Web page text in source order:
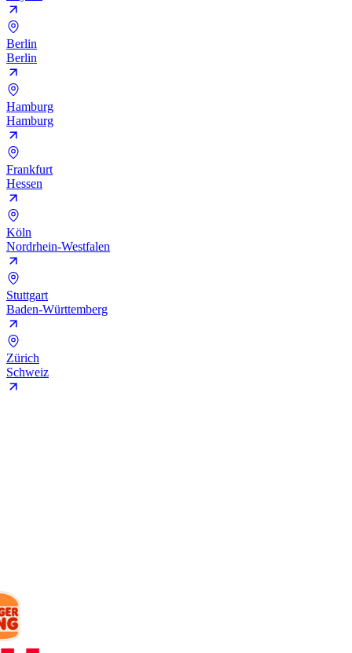
Berlin
Berlin
Hamburg
Hamburg
Frankfurt
Hessen
Köln
Nordrhein-Westfalen
Stuttgart
Baden-Württemberg
Zürich
Schweiz